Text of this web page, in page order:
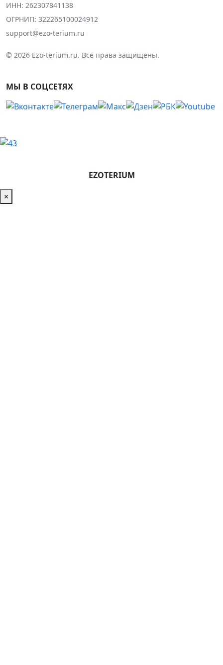
ИНН: 262307841138
ОГРНИП: 322265100024912
support@ezo-terium.ru
© 2026 Ezo-terium.ru. Все права защищены.
МЫ В СОЦСЕТЯХ
EZOTERIUM
×